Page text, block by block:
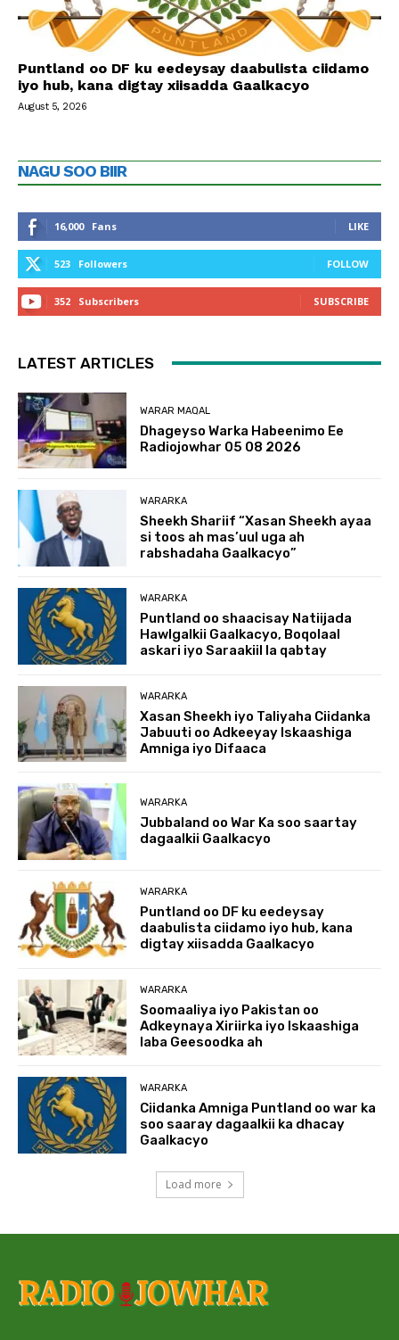
Puntland oo DF ku eedeysay daabulista ciidamo
iyo hub, kana digtay xiisadda Gaalkacyo
August 5, 2026
NAGU SOO BIIR
16,000 Fans LIKE
523 Followers FOLLOW
352 Subscribers SUBSCRIBE
LATEST ARTICLES
WARAR MAQAL
Dhageyso Warka Habeenimo Ee
Radiojowhar 05 08 2026
WARARKA
Sheekh Shariif “Xasan Sheekh ayaa
si toos ah mas’uul uga ah
rabshadaha Gaalkacyo”
WARARKA
Puntland oo shaacisay Natiijada
Hawlgalkii Gaalkacyo, Boqolaal
askari iyo Saraakiil la qabtay
WARARKA
Xasan Sheekh iyo Taliyaha Ciidanka
Jabuuti oo Adkeeyay Iskaashiga
Amniga iyo Difaaca
WARARKA
Jubbaland oo War Ka soo saartay
dagaalkii Gaalkacyo
WARARKA
Puntland oo DF ku eedeysay
daabulista ciidamo iyo hub, kana
digtay xiisadda Gaalkacyo
WARARKA
Soomaaliya iyo Pakistan oo
Adkeynaya Xiriirka iyo Iskaashiga
laba Geesoodka ah
WARARKA
Ciidanka Amniga Puntland oo war ka
soo saaray dagaalkii ka dhacay
Gaalkacyo
Load more